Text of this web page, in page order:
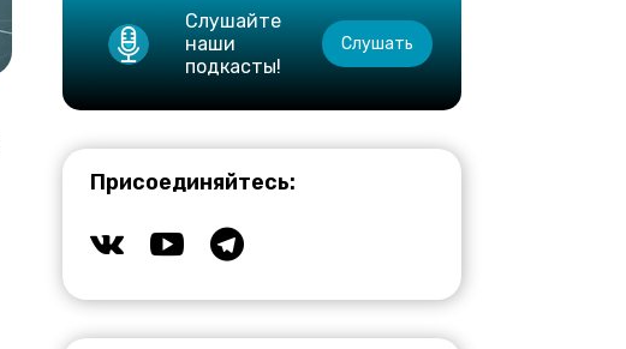
Слушайте
наши
подкасты!
Слушать
Присоединяйтесь: